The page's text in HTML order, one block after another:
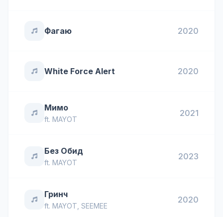
Фагаю 2020
White Force Alert 2020
Мимо
ft. MAYOT
2021
Без Обид
ft. MAYOT
2023
Гринч
ft. MAYOT SEEMEE
2020